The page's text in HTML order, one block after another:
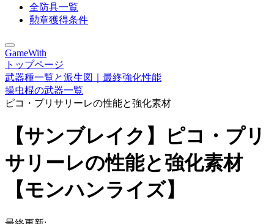
全防具一覧
勲章獲得条件
GameWith
トップページ
武器種一覧と派生図｜最終強化性能
操虫棍の武器一覧
ピコ・プリサリーレの性能と強化素材
【サンブレイク】ピコ・プリ
サリーレの性能と強化素材
【モンハンライズ】